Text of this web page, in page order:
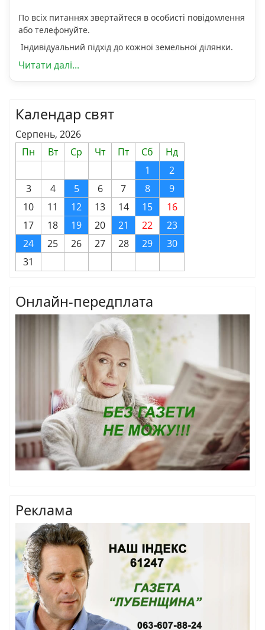
По всіх питаннях звертайтеся в особисті повідомлення
або телефонуйте.
Індивідуальний підхід до кожної земельної ділянки.
Читати далі...
Календар свят
Серпень, 2026
Пн
Вт Ср Чт Пт Сб
Нд
1
2
3
4 5 6 7 8
9
10
11 12 13 14 15
16
17
18 19 20 21 22
23
24
25 26 27 28 29
30
31
Онлайн-передплата
Реклама